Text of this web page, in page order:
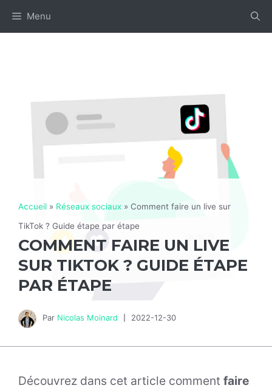
Aller Menu
Accueil » Réseaux sociaux » Comment faire un live sur
TikTok ? Guide étape par étape
COMMENT FAIRE UN LIVE
SUR TIKTOK ? GUIDE ÉTAPE
PAR ÉTAPE
Par Nicolas Moinard 2022-12-30
Découvrez dans cet article comment faire